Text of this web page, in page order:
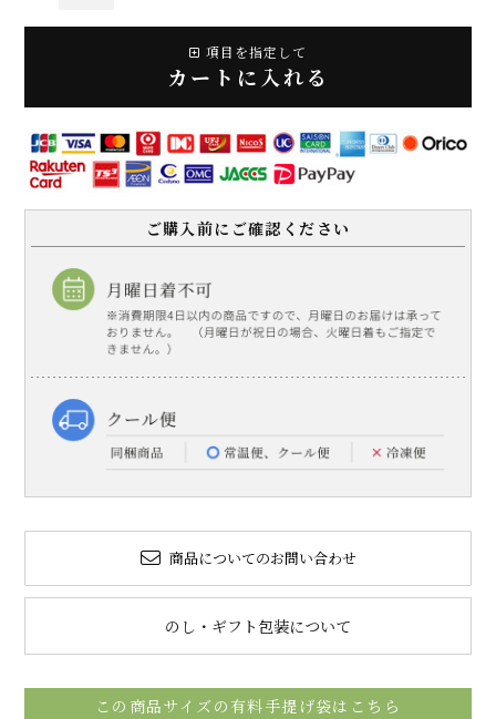
項目を指定して
カートに入れる
ご購入前にご確認ください
商品についてのお問い合わせ
のし・ギフト包装について
この商品サイズの有料手提げ袋はこちら